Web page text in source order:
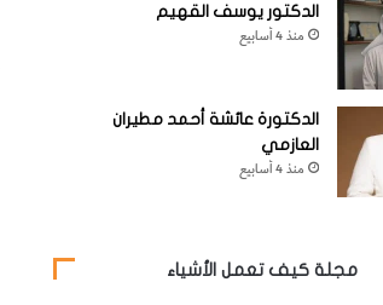
الدكتور يوسف القهيم
منذ 4 أسابيع
الدكتورة عائشة أحمد مطيران
العازمي
منذ 4 أسابيع
مجلة كيف تعمل الأشياء